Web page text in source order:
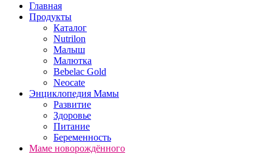
Главная
Продукты
Каталог
Nutrilon
Малыш
Малютка
Bebelac Gold
Neocate
Энциклопедия Мамы
Развитие
Здоровье
Питание
Беременность
Маме новорождённого